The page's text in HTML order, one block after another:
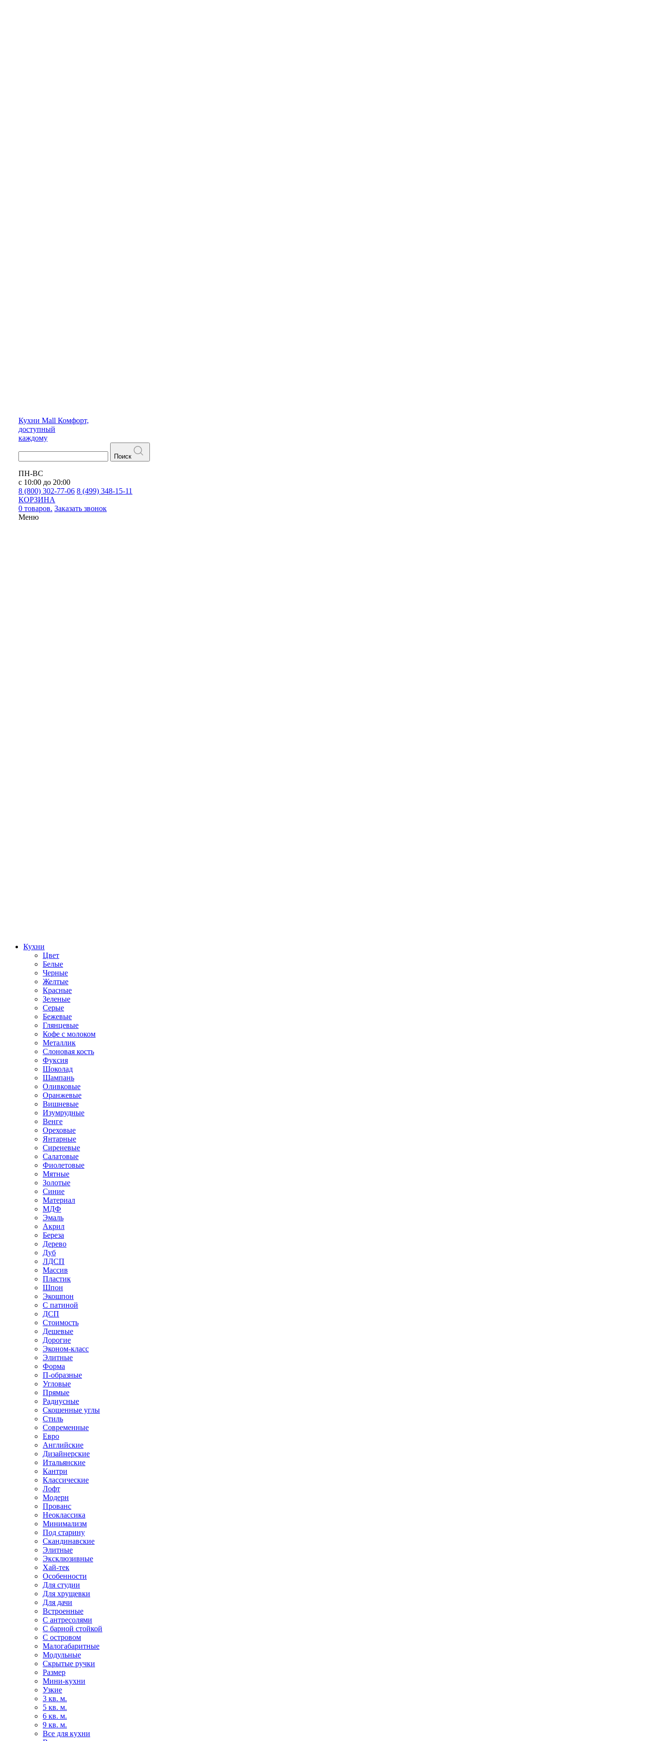
Кухни Mall Комфорт,
доступный
каждому
Поиск
ПН-ВС
с 10:00 до 20:00
8 (800) 302-77-06 8 (499) 348-15-11
КОРЗИНА
0 товаров. Заказать звонок
Меню
Кухни
Цвет
Белые
Черные
Желтые
Красные
Зеленые
Серые
Бежевые
Глянцевые
Кофе с молоком
Металлик
Слоновая кость
Фуксия
Шоколад
Шампань
Оливковые
Оранжевые
Вишневые
Изумрудные
Венге
Ореховые
Янтарные
Сиреневые
Салатовые
Фиолетовые
Мятные
Золотые
Синие
Материал
МДФ
Эмаль
Акрил
Береза
Дерево
Дуб
ЛДСП
Массив
Пластик
Шпон
Экошпон
С патиной
ДСП
Стоимость
Дешевые
Дорогие
Эконом-класс
Элитные
Форма
П-образные
Угловые
Прямые
Радиусные
Скошенные углы
Стиль
Современные
Евро
Английские
Дизайнерские
Итальянские
Кантри
Классические
Лофт
Модерн
Прованс
Неоклассика
Минимализм
Под старину
Скандинавские
Элитные
Эксклюзивные
Хай-тек
Особенности
Для студии
Для хрущевки
Для дачи
Встроенные
С антресолями
С барной стойкой
С островом
Малогабаритные
Модульные
Скрытые ручки
Размер
Мини-кухни
Узкие
3 кв. м.
5 кв. м.
6 кв. м.
9 кв. м.
Все для кухни